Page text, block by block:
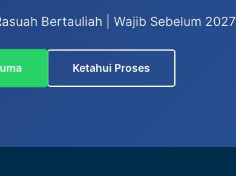
Bertauliah | Wajib Sebelum 2027
Ketahui Proses